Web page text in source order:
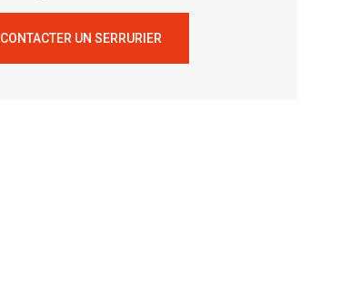
CONTACTER UN SERRURIER